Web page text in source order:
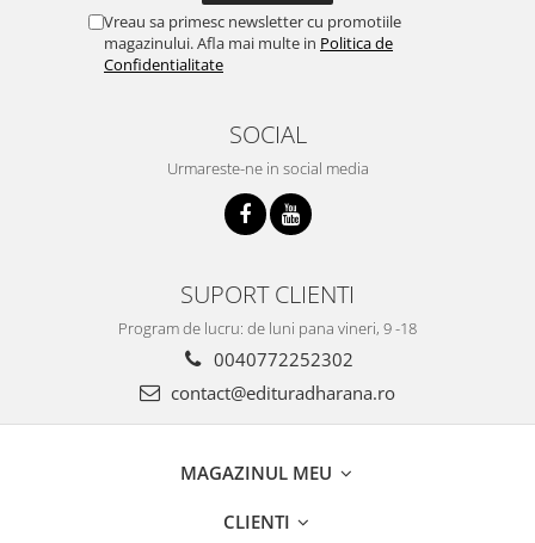
Vreau sa primesc newsletter cu promotiile
magazinului. Afla mai multe in Politica de
Confidentialitate
SOCIAL
Urmareste-ne in social media
SUPORT CLIENTI
Program de lucru: de luni pana vineri, 9 -18
0040772252302
contact@edituradharana.ro
MAGAZINUL MEU
CLIENTI